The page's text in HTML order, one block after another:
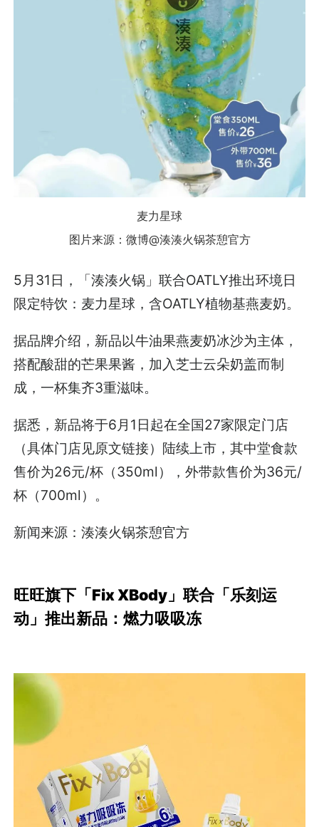
麦力星球
图片来源：微博@湊湊火锅茶憩官方
5月31日，「湊湊火锅」联合OATLY推出环境日
限定特饮：麦力星球，含OATLY植物基燕麦奶。
据品牌介绍，新品以牛油果燕麦奶冰沙为主体，
搭配酸甜的芒果果酱，加入芝士云朵奶盖而制
成，一杯集齐3重滋味。
据悉，新品将于6月1日起在全国27家限定门店
（具体门店见原文链接）陆续上市，其中堂食款
售价为26元/杯（350ml），外带款售价为36元/
杯（700ml）。
新闻来源：湊湊火锅茶憩官方
旺旺旗下「Fix XBody」联合「乐刻运
动」推出新品：燃力吸吸冻